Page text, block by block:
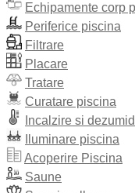
Echipamente corp
Periferice piscina
Filtrare
Placare
Tratare
Curatare piscina
Incalzire si
Iluminare piscina
Acoperire Piscina
Saune
Logare
Cont nou
Prima Pagină
Scara cu
Luxe AISI -
Cantitate: